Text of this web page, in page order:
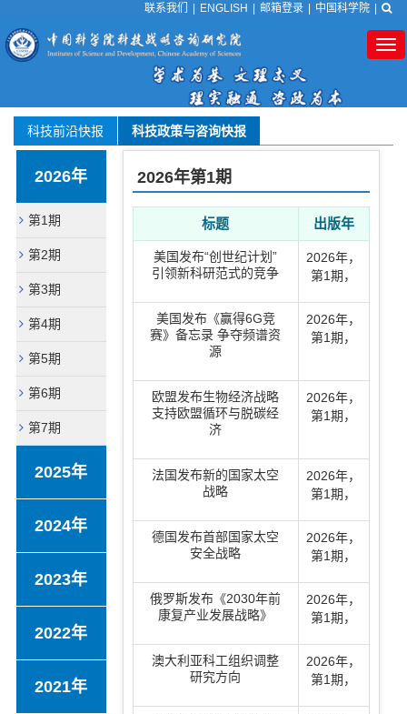
联系我们 ENGLISH 邮箱登录 中国科学院
科技前沿快报 科技政策与咨询快报
2026年
第1期
第2期
第3期
第4期
第5期
第6期
第7期
2025年
2024年
2023年
2022年
2021年
2026年第1期
标题 出版年
美国发布“创世纪计划”
引领新科研范式的竞争
2026年，
第1期 ，
美国发布《赢得6G竞
赛》备忘录 争夺频谱资
源
2026年，
第1期 ，
欧盟发布生物经济战略
支持欧盟循环与脱碳经
济
2026年，
第1期 ，
法国发布新的国家太空
战略
2026年，
第1期 ，
德国发布首部国家太空
安全战略
2026年，
第1期 ，
俄罗斯发布《2030年前
康复产业发展战略》
2026年，
第1期 ，
澳大利亚科工组织调整
研究方向
2026年，
第1期 ，